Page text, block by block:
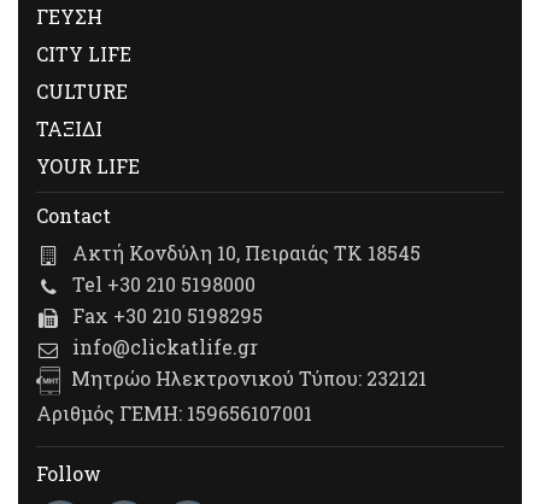
ΓΕΥΣΗ
CITY LIFE
CULTURE
ΤΑΞΙΔΙ
YOUR LIFE
Contact
Ακτή Κονδύλη 10, Πειραιάς ΤΚ 18545
Tel +30 210 5198000
Fax +30 210 5198295
info@clickatlife.gr
Μητρώο Ηλεκτρονικού Τύπου: 232121
Αριθμός ΓΕΜΗ: 159656107001
Follow